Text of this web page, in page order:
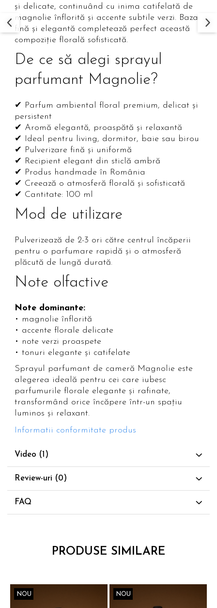
și delicate, continuând cu inima catifelată de
magnolie înflorită și accente subtile verzi. Baza
fină și elegantă completează perfect această
compoziție florală sofisticată.
De ce să alegi sprayul
parfumant Magnolie?
✔ Parfum ambiental floral premium, delicat și
persistent
✔ Aromă elegantă, proaspătă și relaxantă
✔ Ideal pentru living, dormitor, baie sau birou
✔ Pulverizare fină și uniformă
✔ Recipient elegant din sticlă ambră
✔ Produs handmade în România
✔ Creează o atmosferă florală și sofisticată
✔ Cantitate: 100 ml
Mod de utilizare
Pulverizează de 2-3 ori către centrul încăperii
pentru o parfumare rapidă și o atmosferă
plăcută de lungă durată.
Note olfactive
Note dominante:
• magnolie înflorită
• accente florale delicate
• note verzi proaspete
• tonuri elegante și catifelate
Sprayul parfumant de cameră Magnolie este
alegerea ideală pentru cei care iubesc
parfumurile florale elegante și rafinate,
transformând orice încăpere într-un spațiu
luminos și relaxant.
Informatii conformitate produs
Video (1)
Review-uri (0)
FAQ
PRODUSE SIMILARE
NOU NOU